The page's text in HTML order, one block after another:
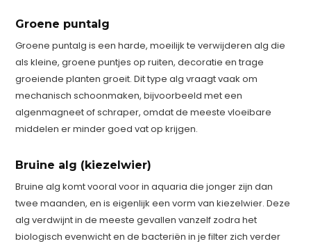
Groene puntalg
Groene puntalg is een harde, moeilijk te verwijderen alg die
als kleine, groene puntjes op ruiten, decoratie en trage
groeiende planten groeit. Dit type alg vraagt vaak om
mechanisch schoonmaken, bijvoorbeeld met een
algenmagneet of schraper, omdat de meeste vloeibare
middelen er minder goed vat op krijgen.
Bruine alg (kiezelwier)
Bruine alg komt vooral voor in aquaria die jonger zijn dan
twee maanden, en is eigenlijk een vorm van kiezelwier. Deze
alg verdwijnt in de meeste gevallen vanzelf zodra het
biologisch evenwicht en de bacteriën in je filter zich verder